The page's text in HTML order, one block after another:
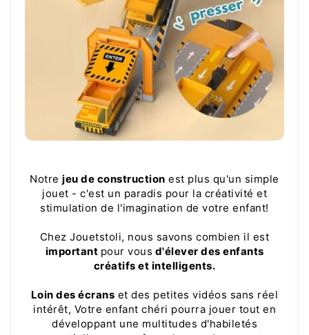
Notrejeu de construction est plus qu'un simple
jouet - c'est un paradis pour la créativité et
stimulation de l'imagination de votre enfant!
Chez Jouetstoli, nous savons combien il est
important pour vous d'élever des enfants
créatifs et intelligents.
Loin des écrans et des petites vidéos sans réel
intérêt, Votre enfant chéri pourra jouer tout en
développant une multitudes d'habiletés